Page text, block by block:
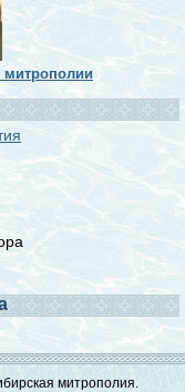
митрополии
митрополия.